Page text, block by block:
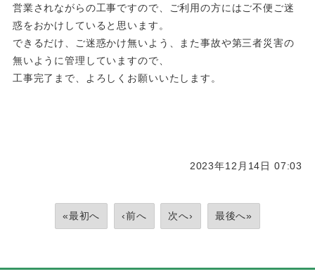
営業されながらの工事ですので、ご利用の方にはご不便ご迷
惑をおかけしていると思います。
できるだけ、ご迷惑かけ無いよう、また事故や第三者災害の
無いように管理していますので、
工事完了まで、よろしくお願いいたします。
2023年12月14日 07:03
«最初へ ‹前へ 次へ› 最後へ»